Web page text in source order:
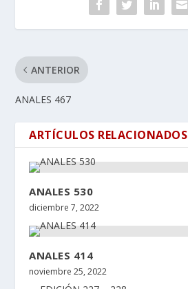
ANTERIOR
ANALES 467
ARTÍCULOS RELACIONADOS
ANALES 530
diciembre 7, 2022
ANALES 414
noviembre 25, 2022